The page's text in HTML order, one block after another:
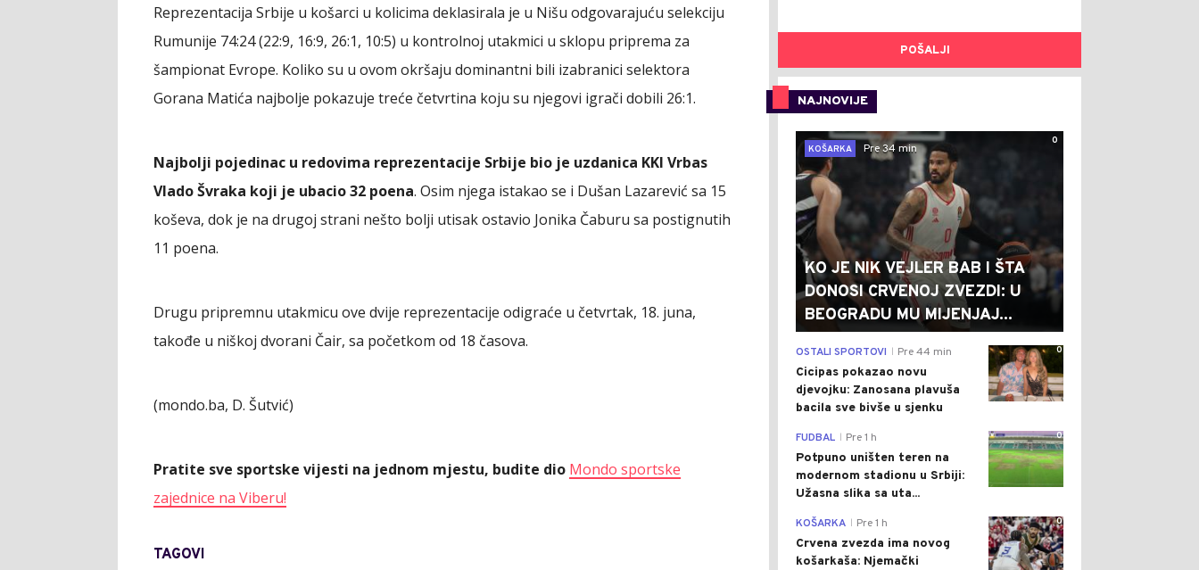
Reprezentacija Srbije u košarci u kolicima deklasirala je u Nišu odgovarajuću selekciju
Rumunije 74:24 (22:9, 16:9, 26:1, 10:5) u kontrolnoj utakmici u sklopu priprema za
šampionat Evrope. Koliko su u ovom okršaju dominantni bili izabranici selektora
Gorana Matića najbolje pokazuje treće četvrtina koju su njegovi igrači dobili 26:1.
Najbolji pojedinac u redovima reprezentacije Srbije bio je uzdanica KKI Vrbas
Vlado Švraka koji je ubacio 32 poena. Osim njega istakao se i Dušan Lazarević sa 15
koševa, dok je na drugoj strani nešto bolji utisak ostavio Jonika Čaburu sa postignutih
11 poena.
Drugu pripremnu utakmicu ove dvije reprezentacije odigraće u četvrtak, 18. juna,
takođe u niškoj dvorani Čair, sa početkom od 18 časova.
(mondo.ba, D. Šutvić)
Pratite sve sportske vijesti na jednom mjestu, budite dio Mondo sportske
zajednice na Viberu!
TAGOVI
POŠALJI
NAJNOVIJE
0
KOŠARKA
Pre 34 min
KO JE NIK VEJLER BAB I ŠTA
DONOSI CRVENOJ ZVEZDI: U
BEOGRADU MU MIJENJAJ...
0
OSTALI SPORTOVI Pre 44 min
Cicipas pokazao novu
djevojku: Zanosana plavuša
bacila sve bivše u sjenku
0
FUDBAL Pre 1 h
Potpuno uništen teren na
modernom stadionu u Srbiji:
Užasna slika sa uta...
0
KOŠARKA Pre 1 h
Crvena zvezda ima novog
košarkaša: Njemački